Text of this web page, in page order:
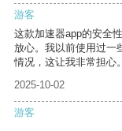
游客
这款加速器app的安全
放心。我以前使用过一
情况，这让我非常担心。
2025-10-02
游客